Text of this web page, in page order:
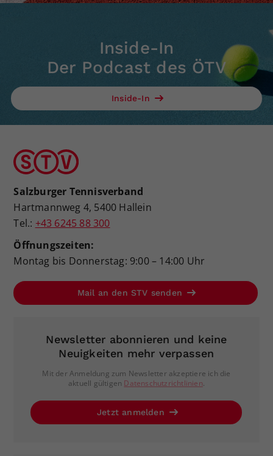
Inside-In
Der Podcast des ÖTV
Inside-In
Salzburger Tennisverband
Hartmannweg 4, 5400 Hallein
Tel.: +43 6245 88 300
Öffnungszeiten:
Montag bis Donnerstag: 9:00 – 14:00 Uhr
Mail an den STV senden
Newsletter abonnieren und keine
Neuigkeiten mehr verpassen
Mit der Anmeldung zum Newsletter akzeptiere ich die
aktuell gültigen Datenschutzrichtlinien.
Jetzt anmelden